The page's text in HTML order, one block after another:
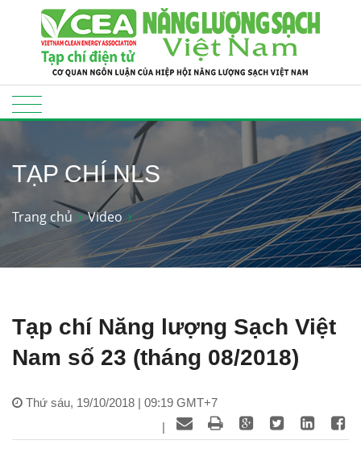
TẠP CHÍ NLS
Trang chủ Video
Tạp chí Năng lượng Sạch Việt
Nam số 23 (tháng 08/2018)
Thứ sáu, 19/10/2018 | 09:19 GMT+7
|